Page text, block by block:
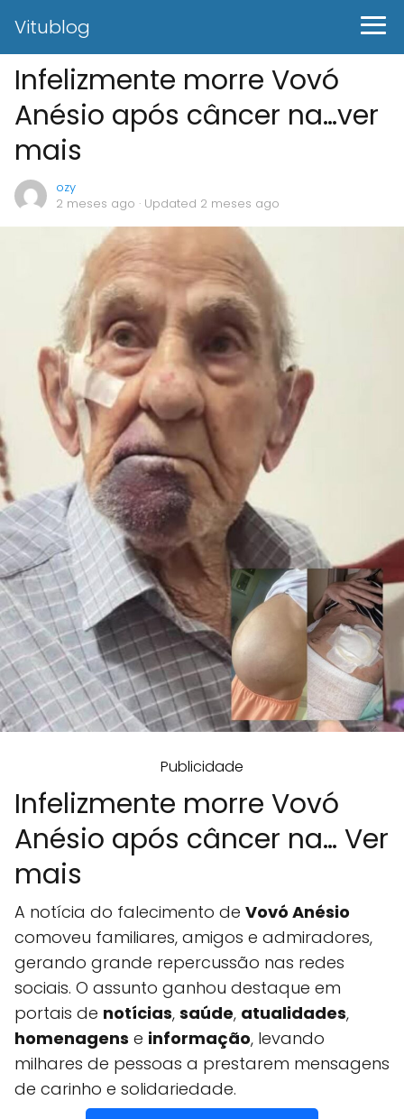
Vitublog
Infelizmente morre Vovó
Anésio após câncer na…ver
mais
ozy
2 meses ago · Updated 2 meses ago
Publicidade
Infelizmente morre Vovó
Anésio após câncer na… Ver
mais
A notícia do falecimento de Vovó Anésio
comoveu familiares, amigos e admiradores,
gerando grande repercussão nas redes
sociais. O assunto ganhou destaque em
portais de notícias, saúde, atualidades,
homenagens e informação, levando
milhares de pessoas a prestarem mensagens
de carinho e solidariedade.